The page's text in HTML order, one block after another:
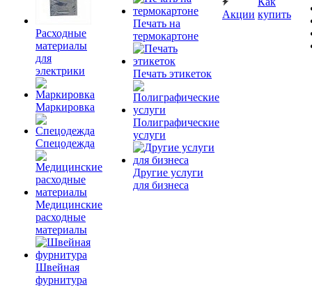
Расходные
материалы
для
электрики
Маркировка
Спецодежда
Медицинские
расходные
материалы
Швейная
фурнитура
Печать на
термокартоне
Печать этикеток
Полиграфические
услуги
Другие услуги
для бизнеса
Акции купить